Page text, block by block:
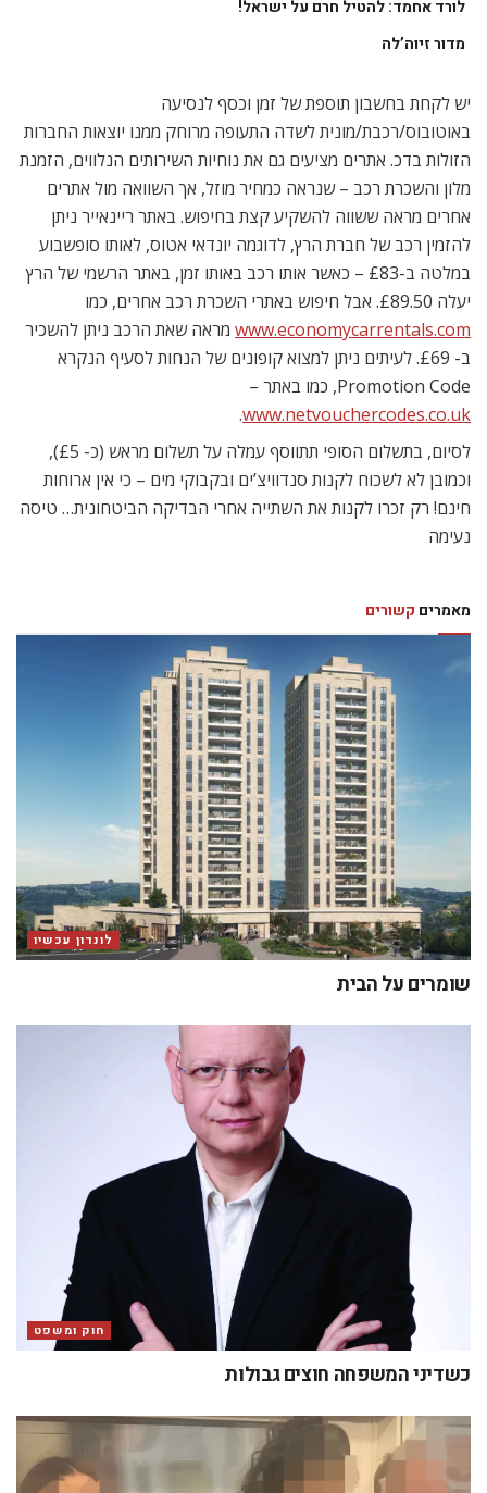
לורד אחמד: להטיל חרם על ישראל!
מדור זיוה’לה
יש לקחת בחשבון תוספת של זמן וכסף לנסיעה
באוטובוס/רכבת/מונית לשדה התעופה מרוחק ממנו יוצאות החברות
הזולות בדכ. אתרים מציעים גם את נוחיות השירותים הנלווים, הזמנת
מלון והשכרת רכב – שנראה כמחיר מוזל, אך השוואה מול אתרים
אחרים מראה ששווה להשקיע קצת בחיפוש. באתר ריינאייר ניתן
להזמין רכב של חברת הרץ, לדוגמה יונדאי אטוס, לאותו סופשבוע
במלטה ב-£83 – כאשר אותו רכב באותו זמן, באתר הרשמי של הרץ
יעלה £89.50. אבל חיפוש באתרי השכרת רכב אחרים, כמו
www.economycarrentals.com מראה שאת הרכב ניתן להשכיר
ב- £69. לעיתים ניתן למצוא קופונים של הנחות לסעיף הנקרא
Promotion Code, כמו באתר –
www.netvouchercodes.co.uk
.
לסיום, בתשלום הסופי תתווסף עמלה על תשלום מראש (כ- £5),
וכמובן לא לשכוח לקנות סנדוויצ’ים ובקבוקי מים – כי אין ארוחות
חינם! רק זכרו לקנות את השתייה אחרי הבדיקה הביטחונית… טיסה
נעימה
מאמרים קשורים
לונדון עכשיו
שומרים על הבית
חוק ומשפט
כשדיני המשפחה חוצים גבולות